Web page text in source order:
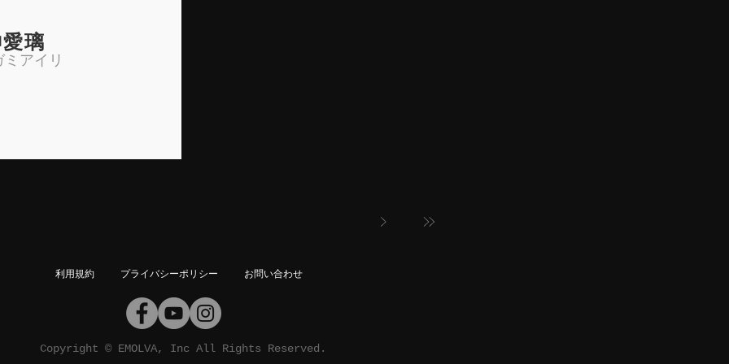
アイリ
璃
利用規約 プライバシーポリシー お問い合わせ
Copyright © EMOLVA, Inc All Rights Reserved.